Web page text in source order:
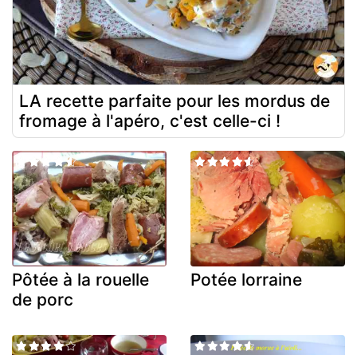
LA recette parfaite pour les mordus de
fromage à l'apéro, c'est celle-ci !
Pôtée à la rouelle
de porc
Potée lorraine